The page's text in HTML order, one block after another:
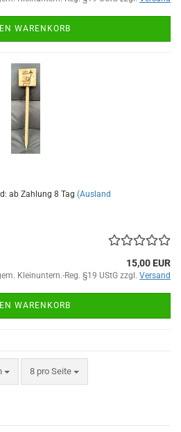
WARENKORB
ab Zahlung 8 Tag (Ausland
15,00 EUR
Kleinuntern.-Reg. §19 UStG zzgl. Versand
WARENKORB
8 pro Seite
pro Seite